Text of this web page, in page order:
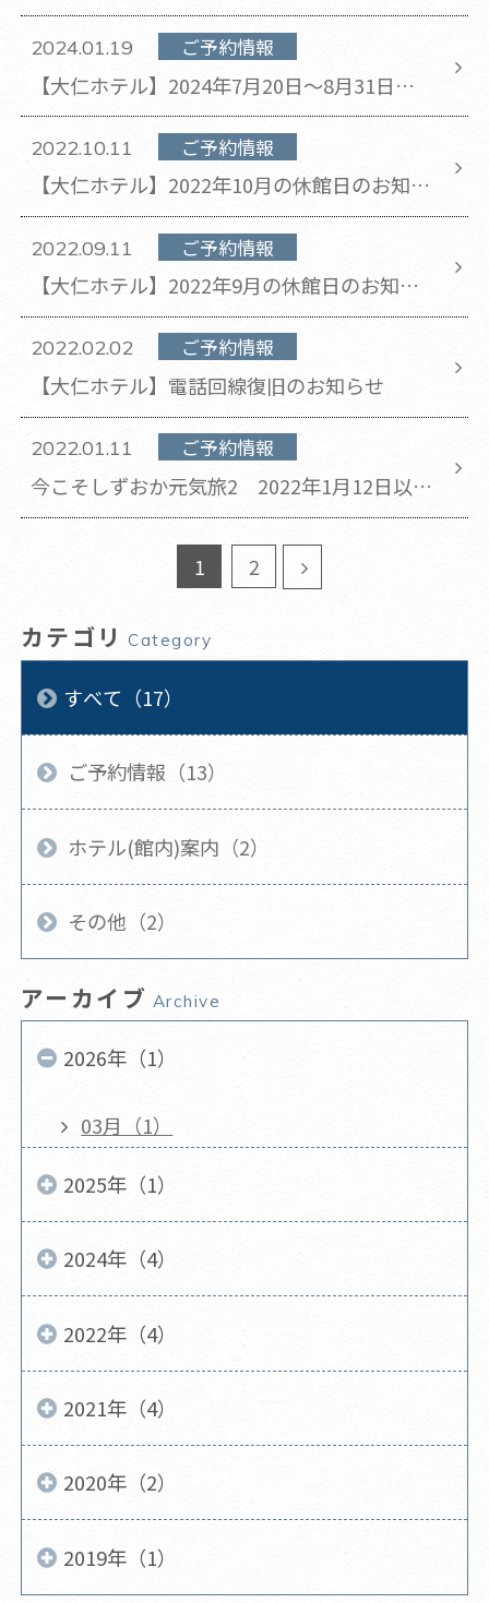
2024.01.19 ご予約情報
【大仁ホテル】2024年7月20日～8月31日の
チェックアウト時間が11時から10時に変更と
なります。
2022.10.11 ご予約情報
【大仁ホテル】2022年10月の休館日のお知ら
せ
2022.09.11 ご予約情報
【大仁ホテル】2022年9月の休館日のお知ら
せ(2022年9月11日 更新)
2022.02.02 ご予約情報
【大仁ホテル】電話回線復旧のお知らせ
2022.01.11 ご予約情報
今こそしずおか元気旅2 2022年1月12日以降
の新規予約受付停止について
1
2
カテゴリ Category
すべて（17）
ご予約情報（13）
ホテル(館内)案内（2）
その他（2）
アーカイブ Archive
2026年（1）
03月（1）
2025年（1）
2024年（4）
2022年（4）
2021年（4）
2020年（2）
2019年（1）